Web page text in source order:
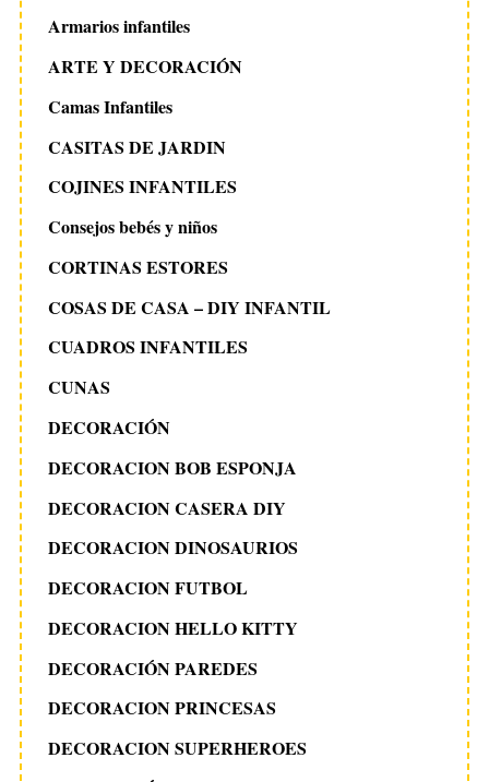
Armarios infantiles
ARTE Y DECORACIÓN
Camas Infantiles
CASITAS DE JARDIN
COJINES INFANTILES
Consejos bebés y niños
CORTINAS ESTORES
COSAS DE CASA – DIY INFANTIL
CUADROS INFANTILES
CUNAS
DECORACIÓN
DECORACION BOB ESPONJA
DECORACION CASERA DIY
DECORACION DINOSAURIOS
DECORACION FUTBOL
DECORACION HELLO KITTY
DECORACIÓN PAREDES
DECORACION PRINCESAS
DECORACION SUPERHEROES